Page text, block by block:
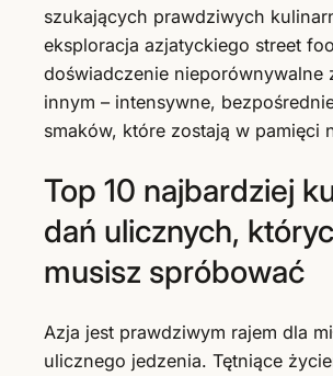
szukających prawdziwych
eksploracja azjatyckiego street
doświadczenie nieporównywalne
innym – intensywne,
smaków, które zostają w pamięci
Top 10 najbardziej
dań ulicznych,
musisz spróbować
Azja jest prawdziwym rajem dla
ulicznego jedzenia. Tętniące